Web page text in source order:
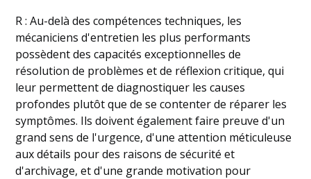
R : Au-delà des compétences techniques, les
mécaniciens d'entretien les plus performants
possèdent des capacités exceptionnelles de
résolution de problèmes et de réflexion critique, qui
leur permettent de diagnostiquer les causes
profondes plutôt que de se contenter de réparer les
symptômes. Ils doivent également faire preuve d'un
grand sens de l'urgence, d'une attention méticuleuse
aux détails pour des raisons de sécurité et
d'archivage, et d'une grande motivation pour